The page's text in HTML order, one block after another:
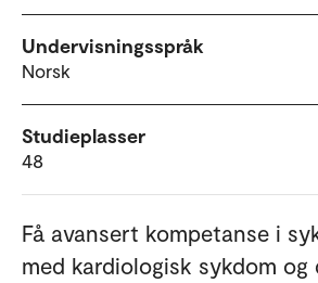
Undervisningsspråk
Norsk
Studieplasser
48
Få avansert kompetanse i
med kardiologisk sykdom og